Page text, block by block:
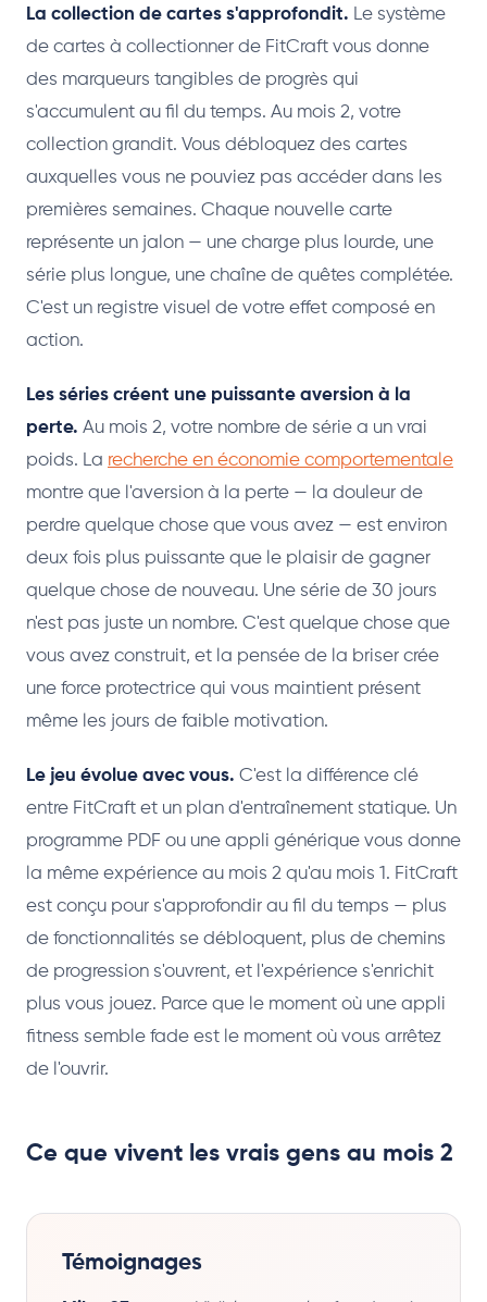
La collection de cartes s'approfondit. Le système
de cartes à collectionner de FitCraft vous donne
des marqueurs tangibles de progrès qui
s'accumulent au fil du temps. Au mois 2, votre
collection grandit. Vous débloquez des cartes
auxquelles vous ne pouviez pas accéder dans les
premières semaines. Chaque nouvelle carte
représente un jalon — une charge plus lourde, une
série plus longue, une chaîne de quêtes complétée.
C'est un registre visuel de votre effet composé en
action.
Les séries créent une puissante aversion à la
perte. Au mois 2, votre nombre de série a un vrai
poids. La recherche en économie comportementale
montre que l'aversion à la perte — la douleur de
perdre quelque chose que vous avez — est environ
deux fois plus puissante que le plaisir de gagner
quelque chose de nouveau. Une série de 30 jours
n'est pas juste un nombre. C'est quelque chose que
vous avez construit, et la pensée de la briser crée
une force protectrice qui vous maintient présent
même les jours de faible motivation.
Le jeu évolue avec vous. C'est la différence clé
entre FitCraft et un plan d'entraînement statique. Un
programme PDF ou une appli générique vous donne
la même expérience au mois 2 qu'au mois 1. FitCraft
est conçu pour s'approfondir au fil du temps — plus
de fonctionnalités se débloquent, plus de chemins
de progression s'ouvrent, et l'expérience s'enrichit
plus vous jouez. Parce que le moment où une appli
fitness semble fade est le moment où vous arrêtez
de l'ouvrir.
Ce que vivent les vrais gens au mois 2
Témoignages